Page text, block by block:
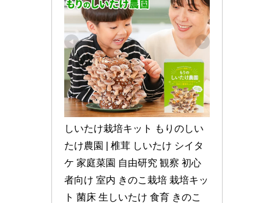
しいたけ栽培キット もりのしい
たけ農園 | 椎茸 しいたけ シイタ
ケ 家庭菜園 自由研究 観察 初心
者向け 室内 きのこ栽培 栽培キッ
ト 菌床 生しいたけ 食育 きのこ